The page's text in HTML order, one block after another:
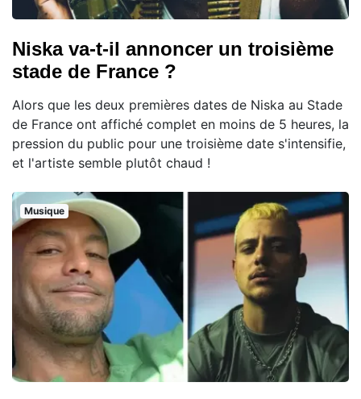
Niska va-t-il annoncer un troisième
stade de France ?
Alors que les deux premières dates de Niska au Stade
de France ont affiché complet en moins de 5 heures, la
pression du public pour une troisième date s'intensifie,
et l'artiste semble plutôt chaud !
Musique